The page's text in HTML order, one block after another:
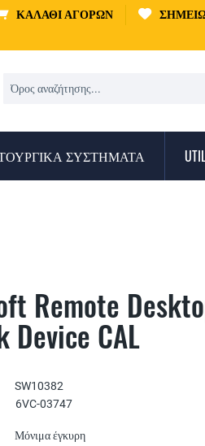
ΚΑΛΆΘΙ ΑΓΟΡΏΝ
ΣΥΣΤΉΜΑΤΑ
Remote
Device CAL
SW10382
6VC-03747
Μόνιμα έγκυρη